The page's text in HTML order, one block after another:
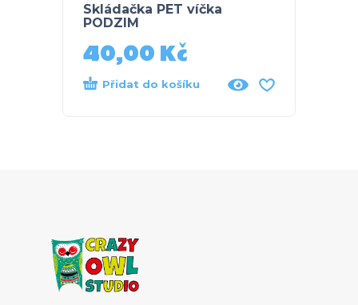
Skládačka PET víčka
PODZIM
40,00 Kč
Přidat do košíku